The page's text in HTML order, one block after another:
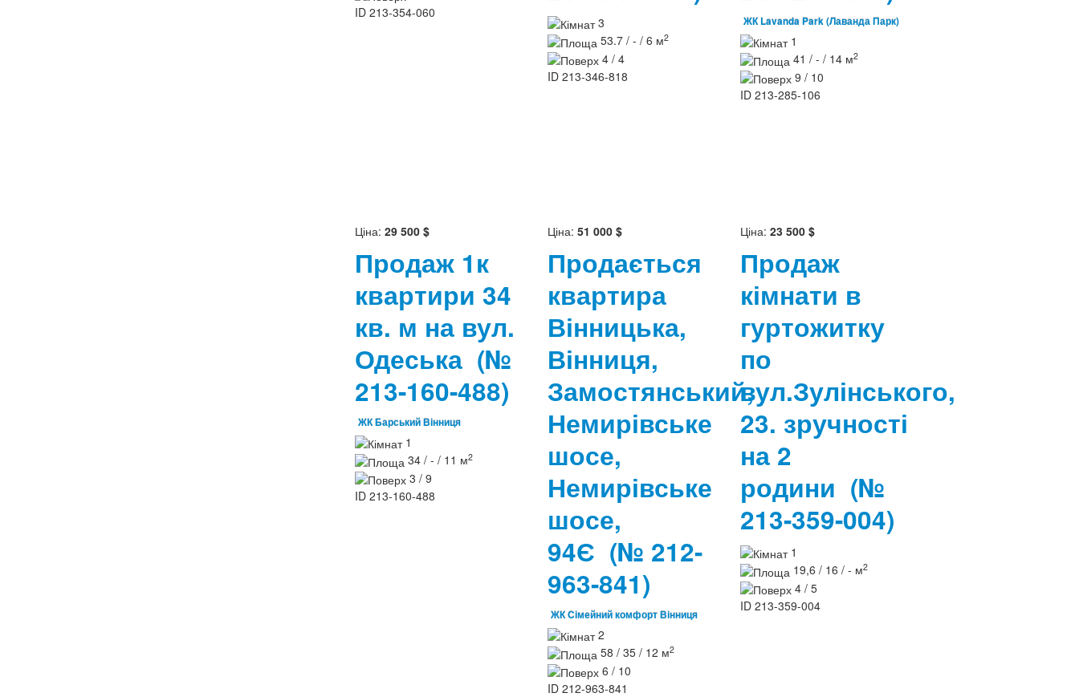
ID 213-354-060
3
53.7 / - / 6 м2
4 / 4
ID 213-346-818
ЖК Lavanda Park (Лаванда Парк)
1
41 / - / 14 м2
9 / 10
ID 213-285-106
Ціна: 29 500 $
Продаж 1к
квартири 34
кв. м на вул.
Одеська (№
213-160-488)
ЖК Барський Вінниця
1
34 / - / 11 м2
3 / 9
ID 213-160-488
Ціна: 51 000 $
Продається
квартира
Вінницька,
Вінниця,
Замостянський,
Немирівське
шосе,
Немирівське
шосе,
94Є (№ 212-
963-841)
ЖК Сімейний комфорт Вінниця
2
58 / 35 / 12 м2
6 / 10
ID 212-963-841
Ціна: 23 500 $
Продаж
кімнати в
гуртожитку
по
вул.Зулінського,
23. зручності
на 2
родини (№
213-359-004)
1
19,6 / 16 / - м2
4 / 5
ID 213-359-004